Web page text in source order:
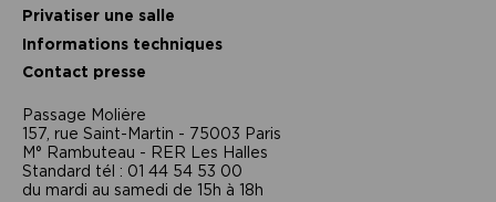
Privatiser une salle
Informations techniques
Contact presse
Passage Moliėre
157, rue Saint-Martin - 75003 Paris
M° Rambuteau - RER Les Halles
Standard tél : 01 44 54 53 00
du mardi au samedi de 15h à 18h